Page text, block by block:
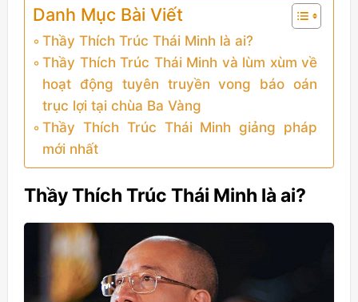
Danh Mục Bài Viết
Thầy Thích Trúc Thái Minh là ai?
Thầy Thích Trúc Thái Minh và lùm xùm về
hoạt động tuyên truyền vong báo oán
trục lợi tại chùa Ba Vàng
Thầy Thích Trúc Thái Minh giảng pháp
mới nhất
Thầy Thích Trúc Thái Minh là ai?